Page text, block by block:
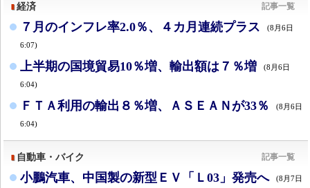
経済 記事一覧
７月のインフレ率2.0％、４カ月連続プラス (8月6日
6:07)
上半期の国境貿易10％増、輸出額は７％増 (8月6日
6:04)
ＦＴＡ利用の輸出８％増、ＡＳＥＡＮが33％ (8月6日
6:04)
自動車・バイク 記事一覧
小鵬汽車、中国製の新型ＥＶ「Ｌ03」発売へ (8月7日